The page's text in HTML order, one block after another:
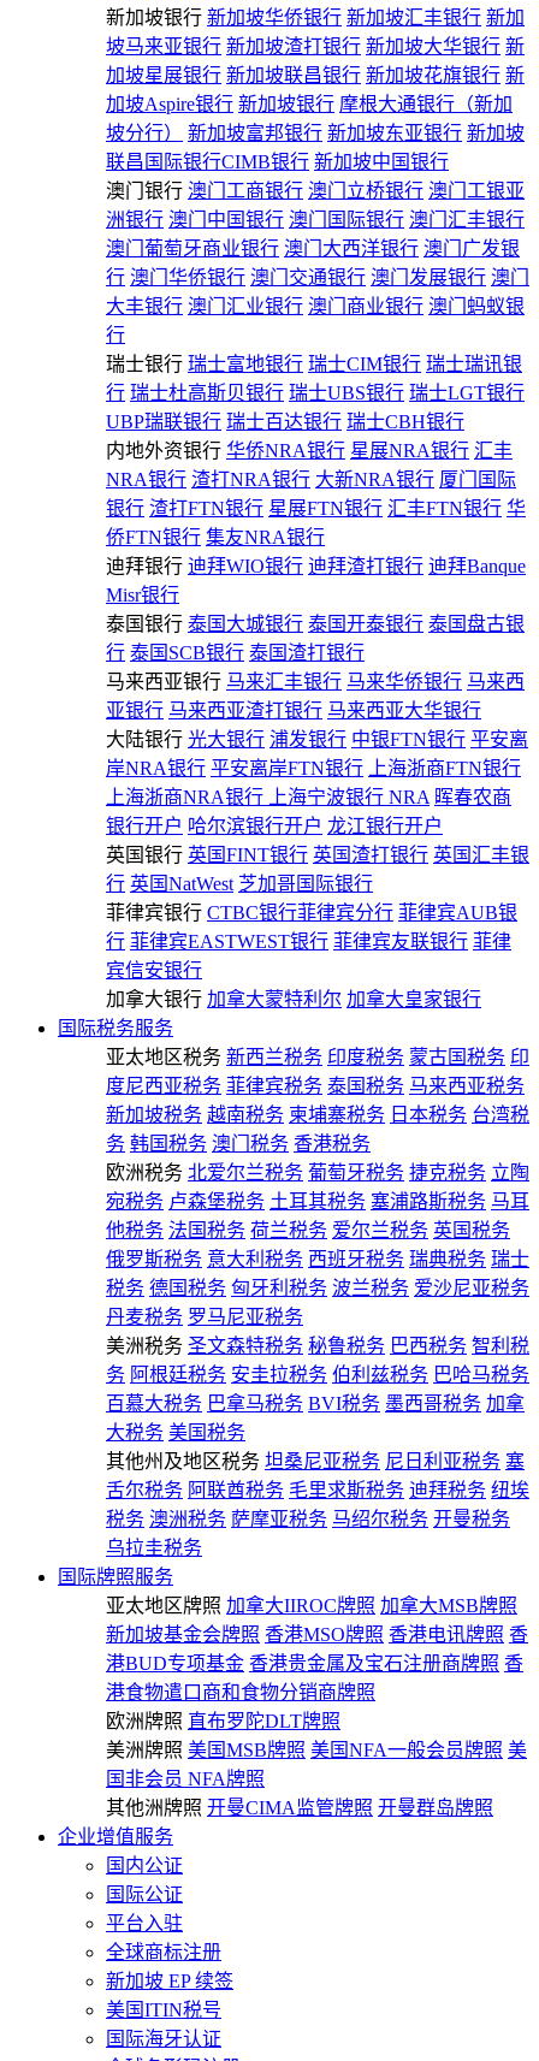
新加坡银行 新加坡华侨银行 新加坡汇丰银行 新加
坡马来亚银行 新加坡渣打银行 新加坡大华银行 新
加坡星展银行 新加坡联昌银行 新加坡花旗银行 新
加坡Aspire银行 新加坡银行 摩根大通银行（新加
坡分行）
新加坡富邦银行 新加坡东亚银行 新加坡
联昌国际银行CIMB银行 新加坡中国银行
澳门银行 澳门工商银行 澳门立桥银行 澳门工银亚
洲银行 澳门中国银行 澳门国际银行 澳门汇丰银行
澳门葡萄牙商业银行 澳门大西洋银行 澳门广发银
行 澳门华侨银行 澳门交通银行 澳门发展银行 澳门
大丰银行 澳门汇业银行 澳门商业银行 澳门蚂蚁银
行
瑞士银行 瑞士富地银行 瑞士CIM银行 瑞士瑞讯银
行 瑞士杜高斯贝银行 瑞士UBS银行 瑞士LGT银行
UBP瑞联银行 瑞士百达银行 瑞士CBH银行
内地外资银行 华侨NRA银行 星展NRA银行 汇丰
NRA银行 渣打NRA银行 大新NRA银行 厦门国际
银行 渣打FTN银行 星展FTN银行 汇丰FTN银行 华
侨FTN银行 集友NRA银行
迪拜银行 迪拜WIO银行 迪拜渣打银行 迪拜Banque
Misr银行
泰国银行 泰国大城银行 泰国开泰银行 泰国盘古银
行 泰国SCB银行 泰国渣打银行
马来西亚银行 马来汇丰银行 马来华侨银行 马来西
亚银行 马来西亚渣打银行 马来西亚大华银行
大陆银行 光大银行 浦发银行 中银FTN银行 平安离
岸NRA银行 平安离岸FTN银行
上海浙商FTN银行
上海浙商NRA银行
上海宁波银行 NRA 晖春农商
银行开户 哈尔滨银行开户 龙江银行开户
英国银行 英国FINT银行 英国渣打银行 英国汇丰银
行 英国NatWest 芝加哥国际银行
菲律宾银行 CTBC银行菲律宾分行 菲律宾AUB银
行 菲律宾EASTWEST银行 菲律宾友联银行 菲律
宾信安银行
加拿大银行 加拿大蒙特利尔 加拿大皇家银行
国际税务服务
亚太地区税务 新西兰税务 印度税务 蒙古国税务 印
度尼西亚税务 菲律宾税务 泰国税务 马来西亚税务
新加坡税务 越南税务 柬埔寨税务 日本税务 台湾税
务 韩国税务 澳门税务 香港税务
欧洲税务 北爱尔兰税务 葡萄牙税务 捷克税务 立陶
宛税务 卢森堡税务 土耳其税务 塞浦路斯税务 马耳
他税务 法国税务 荷兰税务 爱尔兰税务 英国税务
俄罗斯税务 意大利税务 西班牙税务 瑞典税务 瑞士
税务 德国税务 匈牙利税务 波兰税务 爱沙尼亚税务
丹麦税务 罗马尼亚税务
美洲税务 圣文森特税务 秘鲁税务 巴西税务 智利税
务 阿根廷税务 安圭拉税务 伯利兹税务 巴哈马税务
百慕大税务 巴拿马税务 BVI税务 墨西哥税务 加拿
大税务 美国税务
其他州及地区税务 坦桑尼亚税务 尼日利亚税务 塞
舌尔税务 阿联酋税务 毛里求斯税务 迪拜税务 纽埃
税务 澳洲税务 萨摩亚税务 马绍尔税务 开曼税务
乌拉圭税务
国际牌照服务
亚太地区牌照 加拿大IIROC牌照 加拿大MSB牌照
新加坡基金会牌照 香港MSO牌照 香港电讯牌照 香
港BUD专项基金 香港贵金属及宝石注册商牌照 香
港食物遣口商和食物分销商牌照
欧洲牌照 直布罗陀DLT牌照
美洲牌照 美国MSB牌照 美国NFA一般会员牌照 美
国非会员 NFA牌照
其他洲牌照 开曼CIMA监管牌照 开曼群岛牌照
企业增值服务
国内公证
国际公证
平台入驻
全球商标注册
新加坡 EP 续签
美国ITIN税号
国际海牙认证